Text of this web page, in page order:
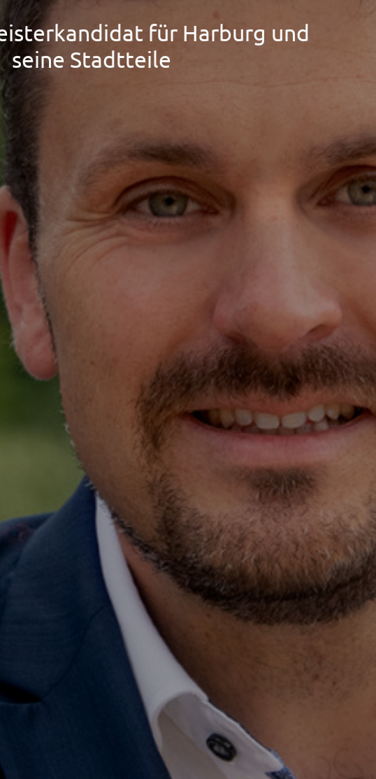
für Harburg und
seine Stadtteile